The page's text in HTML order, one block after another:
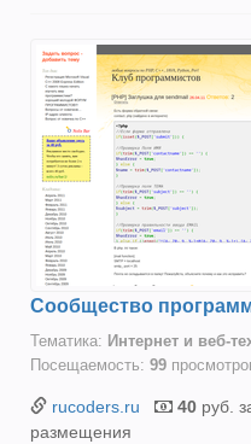
Сообщество
Тематика: Интернет и веб-
Посещаемость: 99
rucoders.ru 40 руб.
размещения